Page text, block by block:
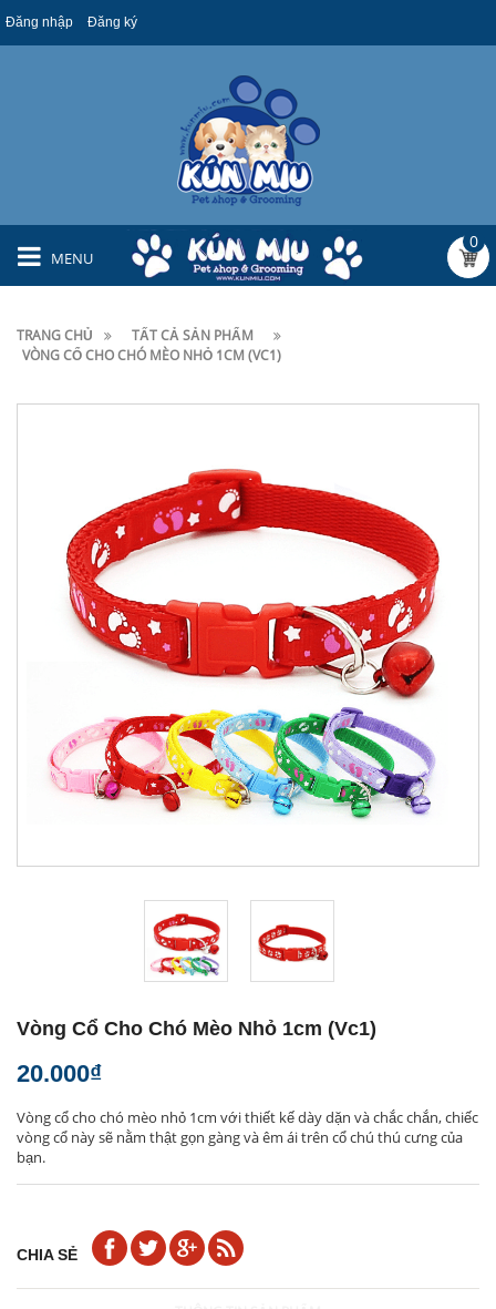
Đăng nhập Đăng ký
MENU
0
TRANG CHỦ
TẤT CẢ SẢN PHẨM
VÒNG CỔ CHO CHÓ MÈO NHỎ 1CM (VC1)
Vòng Cổ Cho Chó Mèo Nhỏ 1cm (vc1)
20.000₫
Vòng cổ cho chó mèo nhỏ 1cm với thiết kế dày dặn và chắc chắn, chiếc
vòng cổ này sẽ nằm thật gọn gàng và êm ái trên cổ chú thú cưng của
bạn.
CHIA SẺ